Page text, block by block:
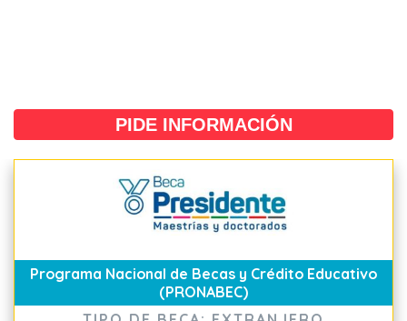
PIDE INFORMACIÓN
Programa Nacional de Becas y Crédito Educativo
(PRONABEC)